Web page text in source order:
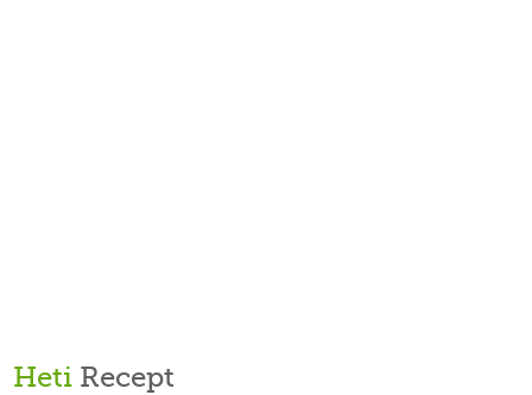
Heti Recept